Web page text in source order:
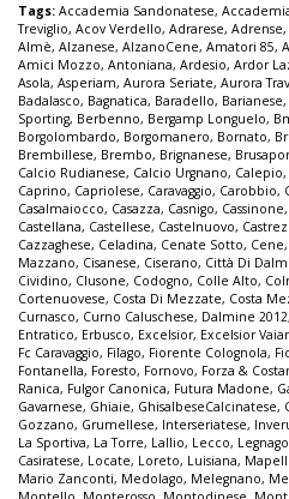
Tags: Accademia Sandonatese,
Treviglio, Acov Verdello, Adrarese, Adrense,
Almè, Alzanese, AlzanoCene, Amatori 85,
Amici Mozzo, Antoniana, Ardesio, Ardor
Asola, Asperiam, Aurora Seriate, Aurora
Badalasco, Bagnatica, Baradello, Barianese,
Sporting, Berbenno, Bergamp Longuelo,
Borgolombardo, Borgomanero, Bornato,
Brembillese, Brembo, Brignanese,
Calcio Rudianese, Calcio Urgnano, Calepio,
Caprino, Capriolese, Caravaggio, Carobbio,
Casalmaiocco, Casazza, Casnigo, Cassinone,
Castellana, Castellese, Castelnuovo,
Cazzaghese, Celadina, Cenate Sotto, Cene,
Mazzano, Cisanese, Ciserano, Città Di
Cividino, Clusone, Codogno, Colle Alto,
Cortenuovese, Costa Di Mezzate, Costa
Curnasco, Curno Caluschese, Dalmine 2012,
Entratico, Erbusco, Excelsior, Excelsior
Fc Caravaggio, Filago, Fiorente Colognola,
Fontanella, Foresto, Fornovo, Forza &
Ranica, Fulgor Canonica, Futura Madone,
Gavarnese, Ghiaie, GhisalbeseCalcinatese,
Gozzano, Grumellese, Interseriatese,
La Sportiva, La Torre, Lallio, Lecco,
Casiratese, Locate, Loreto, Luisiana,
Mario Zanconti, Medolago, Melegnano,